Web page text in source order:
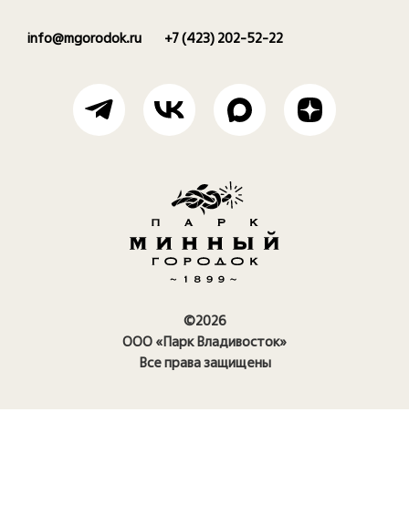
info@mgorodok.ru +7 (423) 202-52-22
©2026
ООО «Парк Владивосток»
Все права защищены